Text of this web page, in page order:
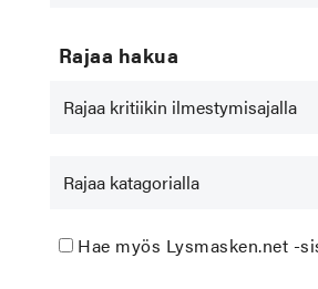
Rajaa hakua
Hae myös Lysmasken.net -